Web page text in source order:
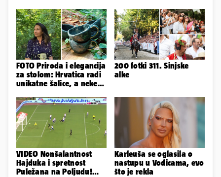
FOTO Priroda i elegancija
za stolom: Hrvatica radi
unikatne šalice, a neke
200 fotki 311. Sinjske
alke
VIDEO Nonšalantnost
Hajduka i spretnost
Puležana na Poljudu!
Karleuša se oglasila o
nastupu u Vodicama, evo
što je rekla